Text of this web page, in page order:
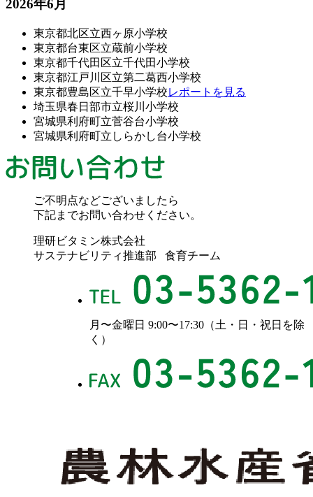
2026年6月
東京都北区立西ヶ原小学校
東京都台東区立蔵前小学校
東京都千代田区立千代田小学校
東京都江戸川区立第二葛西小学校
東京都豊島区立千早小学校レポートを見る
埼玉県春日部市立桜川小学校
宮城県利府町立菅谷台小学校
宮城県利府町立しらかし台小学校
ご不明点などございましたら
下記までお問い合わせください。
理研ビタミン株式会社
サステナビリティ推進部 食育チーム
月〜金曜日 9:00〜17:30（土・日・祝日を除
く）